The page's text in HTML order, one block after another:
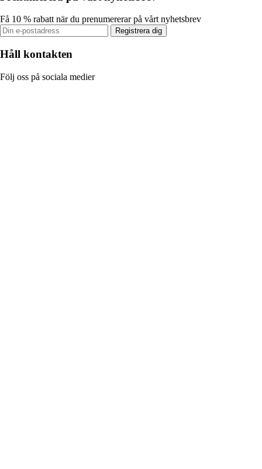
Få 10 % rabatt när du prenumererar på vårt nyhetsbrev
Registrera dig
Håll kontakten
Följ oss på sociala medier